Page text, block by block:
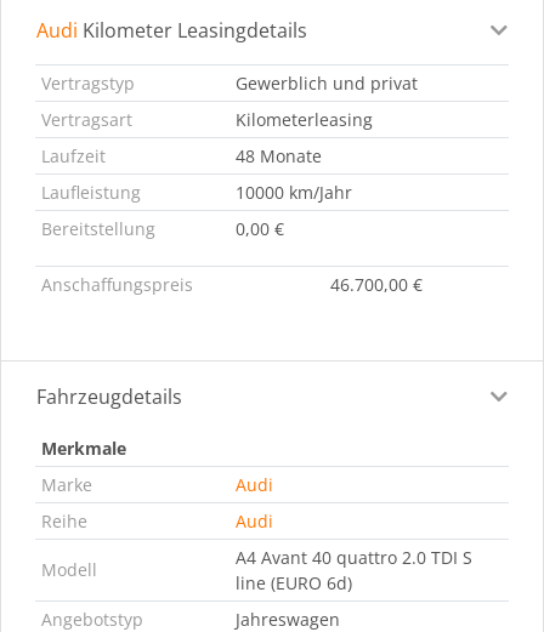
Leasingdetails Fahrzeugdetails
Audi Kilometer Leasingdetails
Vertragstyp
Gewerblich und privat
Vertragsart
Kilometerleasing
Laufzeit
48 Monate
Laufleistung
10000 km/Jahr
Bereitstellung
0,00 €
Anschaffungspreis 46.700,00 €
Fahrzeugdetails
Merkmale
Marke
Audi
Reihe
Audi
Modell
A4 Avant 40 quattro 2.0 TDI S
line (EURO 6d)
Angebotstyp
Jahreswagen